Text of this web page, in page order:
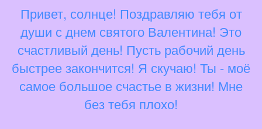
Привет, солнце! Поздравляю тебя от
души с днем святого Валентина! Это
счастливый день! Пусть рабочий день
быстрее закончится! Я скучаю! Ты - моё
самое большое счастье в жизни! Мне
без тебя плохо!